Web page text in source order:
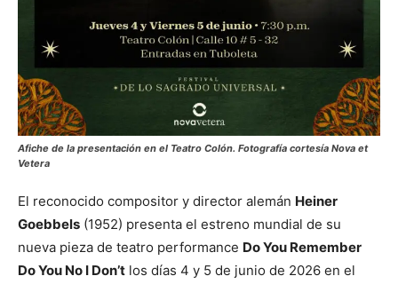
Afiche de la presentación en el Teatro Colón. Fotografía cortesía Nova et
Vetera
El reconocido compositor y director alemán Heiner
Goebbels (1952) presenta el estreno mundial de su
nueva pieza de teatro performance Do You Remember
Do You No I Don’t los días 4 y 5 de junio de 2026 en el